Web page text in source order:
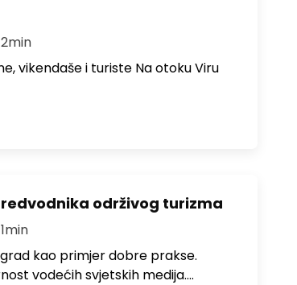
vikendaše i turiste Na otoku Viru
održivog turizma
kao primjer dobre prakse.
vodećih svjetskih medija.…